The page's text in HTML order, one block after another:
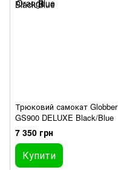
Трюковий самокат Globber
GS900 DELUXE Black/Blue
7 350 грн
Купити